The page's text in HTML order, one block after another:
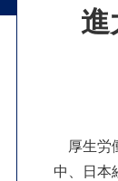
進
厚生労
中、日本